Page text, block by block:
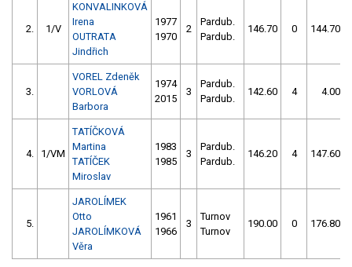
2. 1/V
KONVALINKOVÁ
Irena
OUTRATA
Jindřich
1977
1970
2
Pardub.
Pardub.
146.70 0 144.70
3.
VOREL Zdeněk
VORLOVÁ
Barbora
1974
2015
3
Pardub.
Pardub.
142.60 4 4.00
4. 1/VM
TATÍČKOVÁ
Martina
TATÍČEK
Miroslav
1983
1985
3
Pardub.
Pardub.
146.20 4 147.60
5.
JAROLÍMEK
Otto
JAROLÍMKOVÁ
Věra
1961
1966
3
Turnov
Turnov
190.00 0 176.80